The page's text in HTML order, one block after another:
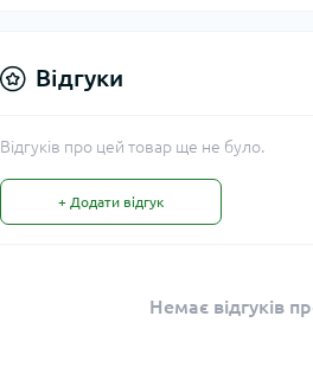
Відгуки
Відгуків про цей товар ще не було.
+ Додати відгук
Немає відгуків